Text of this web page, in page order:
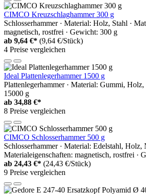
CIMCO Kreuzschlaghammer 300 g
Schlosserhammer · Material: Holz, Stahl ·
magnetisch, rostfrei · Gewicht: 300 g
ab 9,64 €* (9,64 €/Stück)
4 Preise vergleichen
Ideal Plattenlegerhammer 1500 g
Plattenlegerhammer · Material: Gummi, Holz,
15000 g
ab 34,88 €*
8 Preise vergleichen
CIMCO Schlosserhammer 500 g
Schlosserhammer · Material: Edelstahl, Holz,
Materialeigenschaften: magnetisch, rostfrei ·
ab 24,43 €* (24,43 €/Stück)
9 Preise vergleichen